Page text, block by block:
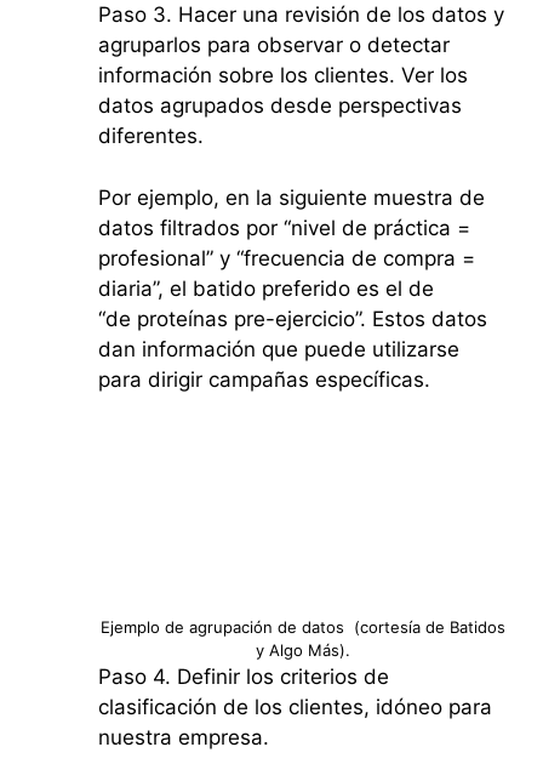
Paso 3. Hacer una revisión de los datos y
agruparlos para observar o detectar
información sobre los clientes. Ver los
datos agrupados desde perspectivas
diferentes.
Por ejemplo, en la siguiente muestra de
datos filtrados por “nivel de práctica =
profesional” y “frecuencia de compra =
diaria”, el batido preferido es el de
“de proteínas pre-ejercicio”. Estos datos
dan información que puede utilizarse
para dirigir campañas específicas.
Ejemplo de agrupación de datos (cortesía de Batidos
y Algo Más).
Paso 4. Definir los criterios de
clasificación de los clientes, idóneo para
nuestra empresa.